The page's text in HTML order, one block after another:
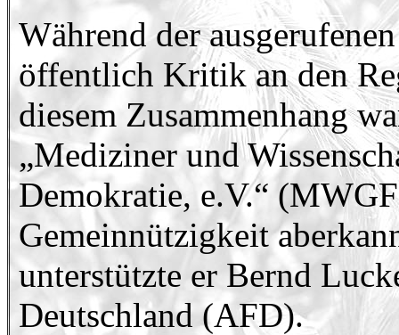
Während der
öffentlich Kritik an den
diesem Zusammenhang
„Mediziner und
Demokratie, e.V.“
Gemeinnützigkeit
unterstützte er Bernd
Deutschland (AFD).